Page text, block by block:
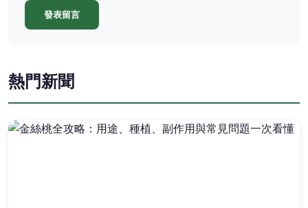
發表留言
熱門新聞